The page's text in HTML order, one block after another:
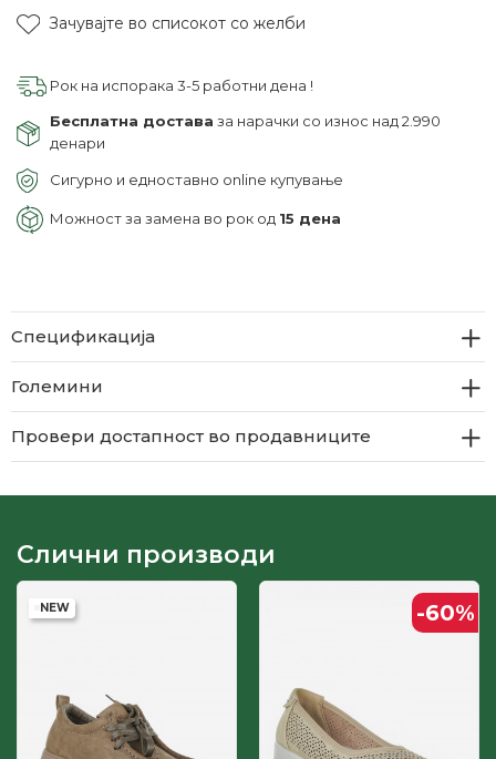
Зачувајте во списокот со желби
Рок на испорака 3-5 работни дена !
Бесплатна достава за нарачки со износ над 2.990
денари
Сигурно и едноставно online купување
Можност за замена во рок од 15 дена
Спецификација
Големини
Провери достапност во продавниците
Слични производи
NEW -60%